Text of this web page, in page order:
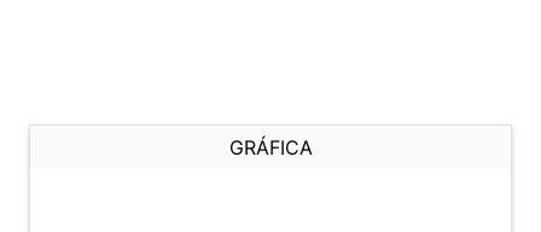
GRÁFICA